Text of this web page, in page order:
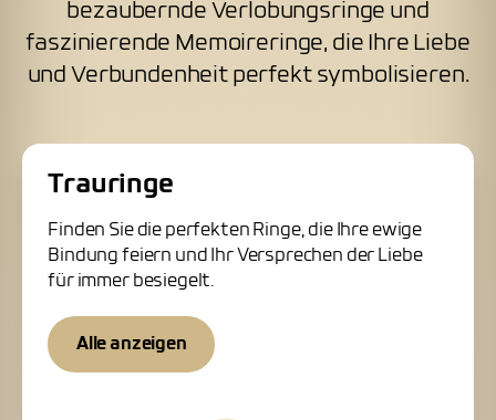
bezaubernde Verlobungsringe und
faszinierende Memoireringe, die Ihre Liebe
und Verbundenheit perfekt symbolisieren.
Trauringe
Finden Sie die perfekten Ringe, die Ihre ewige
Bindung feiern und Ihr Versprechen der Liebe
für immer besiegelt.
Alle anzeigen